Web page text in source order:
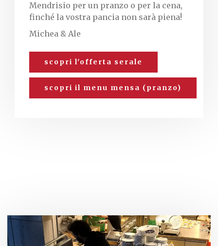
Mendrisio per un pranzo o per la cena,
finché la vostra pancia non sarà piena!
Michea & Ale
scopri l'offerta serale
scopri il menu mensa (pranzo)